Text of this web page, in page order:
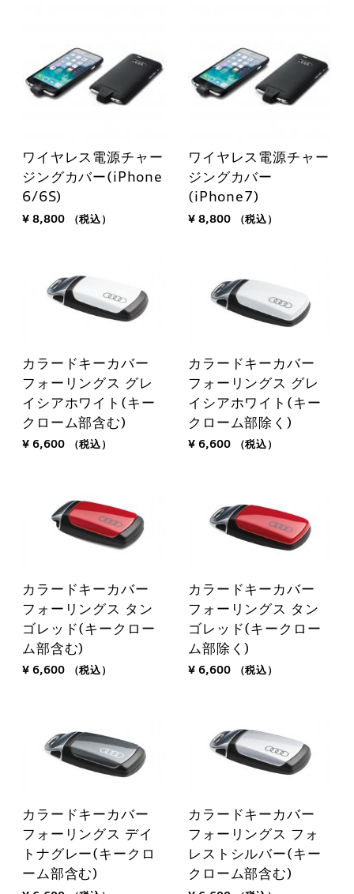
ワイヤレス電源チャー
ジングカバー(iPhone
6/6S)
¥ 8,800 （税込）
ワイヤレス電源チャー
ジングカバー
(iPhone7)
¥ 8,800 （税込）
カラードキーカバー
フォーリングス グレ
イシアホワイト(キー
クローム部含む)
¥ 6,600 （税込）
カラードキーカバー
フォーリングス グレ
イシアホワイト(キー
クローム部除く)
¥ 6,600 （税込）
カラードキーカバー
フォーリングス タン
ゴレッド(キークロー
ム部含む)
¥ 6,600 （税込）
カラードキーカバー
フォーリングス タン
ゴレッド(キークロー
ム部除く)
¥ 6,600 （税込）
カラードキーカバー
フォーリングス デイ
トナグレー(キークロ
ーム部含む)
カラードキーカバー
フォーリングス フォ
レストシルバー(キー
クローム部含む)